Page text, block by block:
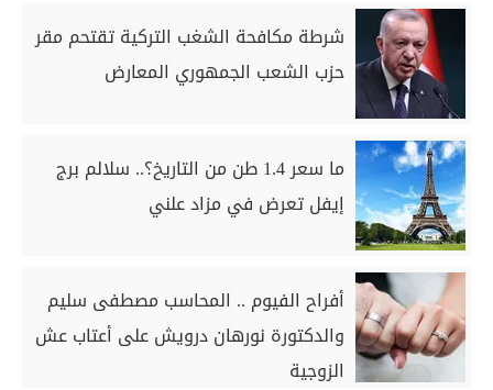
شرطة مكافحة الشغب التركية تقتحم مقر
حزب الشعب الجمهوري المعارض
ما سعر 1.4 طن من التاريخ؟.. سلالم برج
إيفل تعرض في مزاد علني
أفراح الفيوم .. المحاسب مصطفى سليم
والدكتورة نورهان درويش على أعتاب عش
الزوجية